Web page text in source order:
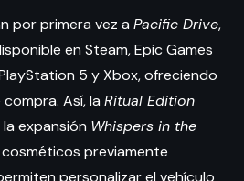
por primera vez a Pacific Drive,
en Steam, Epic Games
5 y Xbox, ofreciendo
Así, la Ritual Edition
expansión Whispers in the
previamente
personalizar el vehículo